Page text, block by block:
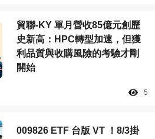
貿聯-KY 單月營收85億元創歷
史新高：HPC轉型加速，但獲
利品質與收購風險的考驗才剛
開始
5
009826 ETF 台版 VT ！8/3掛